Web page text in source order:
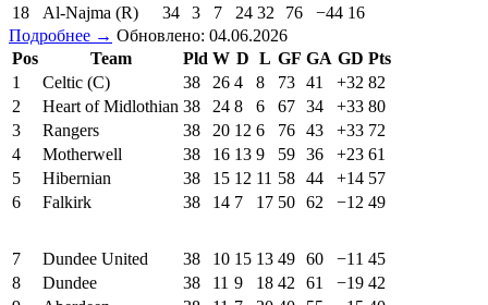
18
Al-Najma (R) 34 3 7 24 32 76 −44 16
Подробнее → Обновлено: 04.06.2026
Pos
Team Pld W D L GF GA GD Pts
1
Celtic (C) 38 26 4 8 73 41 +32 82
2
Heart of Midlothian 38 24 8 6 67 34 +33 80
3
Rangers 38 20 12 6 76 43 +33 72
4
Motherwell 38 16 13 9 59 36 +23 61
5
Hibernian 38 15 12 11 58 44 +14 57
6
Falkirk 38 14 7 17 50 62 −12 49
7 Dundee United 38 10 15 13 49 60 −11 45
8
Dundee 38 11 9 18 42 61 −19 42